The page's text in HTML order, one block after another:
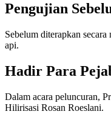
Pengujian
Sebelum diterapkan
api.
Hadir Para
Dalam acara peluncuran,
Hilirisasi Rosan Roeslani.